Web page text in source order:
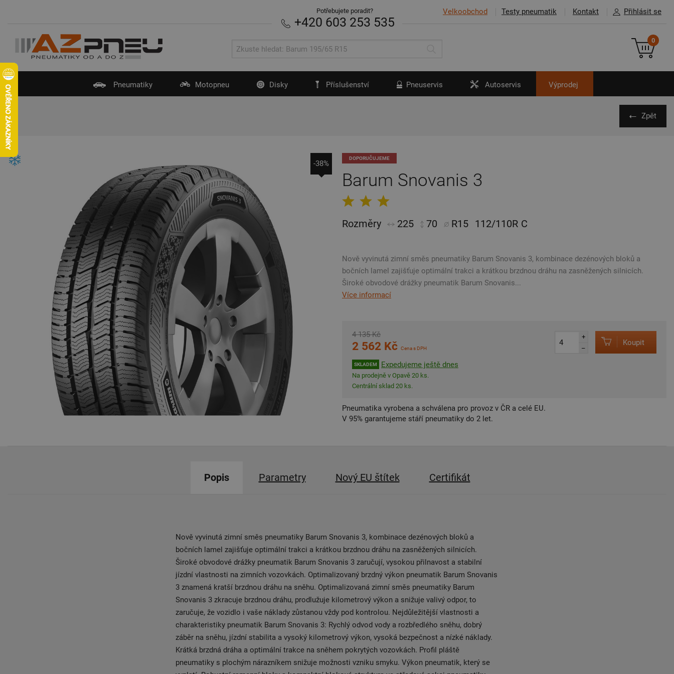
Velkoobchod Testy pneumatik Kontakt Přihlásit se
Potřebujete poradit?
+420 603 253 535
0
Pneumatiky Motopneu Disky Příslušenství Pneuservis Autoservis Výprodej
Zpět
DOPORUČUJEME
Barum Snovanis 3
Rozměry 225 70 R15 112/110R C
Nově vyvinutá zimní směs pneumatiky Barum Snovanis 3, kombinace dezénových bloků a
bočních lamel zajišťuje optimální trakci a krátkou brzdnou dráhu na zasněžených silnicích.
Široké obvodové drážky pneumatik Barum Snovanis...
Více informací
4 135 Kč
2 562 Kč Cena s DPH
SKLADEM Expedujeme ještě dnes
Na prodejně v Opavě 20 ks.
Centrální sklad 20 ks.
+
–
Koupit
Pneumatika vyrobena a schválena pro provoz v ČR a celé EU.
V 95% garantujeme stáří pneumatiky do 2 let.
-38%
Popis Parametry Nový EU štítek Certifikát
Nově vyvinutá zimní směs pneumatiky Barum Snovanis 3, kombinace dezénových bloků a
bočních lamel zajišťuje optimální trakci a krátkou brzdnou dráhu na zasněžených silnicích.
Široké obvodové drážky pneumatik Barum Snovanis 3 zaručují, vysokou přilnavost a stabilní
jízdní vlastnosti na zimních vozovkách. Optimalizovaný brzdný výkon pneumatik Barum Snovanis
3 znamená kratší brzdnou dráhu na sněhu. Optimalizovaná zimní směs pneumatiky Barum
Snovanis 3 zkracuje brzdnou dráhu, prodlužuje kilometrový výkon a snižuje valivý odpor, to
zaručuje, že vozidlo i vaše náklady zůstanou vždy pod kontrolou. Nejdůležitější vlastnosti a
charakteristiky pneumatik Barum Snovanis 3: Rychlý odvod vody a rozbředlého sněhu, dobrý
záběr na sněhu, jízdní stabilita a vysoký kilometrový výkon, vysoká bezpečnost a nízké náklady.
Krátká brzdná dráha a optimální trakce na sněhem pokrytých vozovkách. Profil pláště
pneumatiky s plochým nárazníkem snižuje možnosti vzniku smyku. Výkon pneumatik, který se